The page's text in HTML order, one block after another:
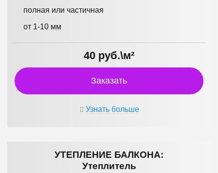
полная или частичная
от 1-10 мм
40 руб.\м²
Заказать
Узнать больше
УТЕПЛЕНИЕ БАЛКОНА:
Утеплитель